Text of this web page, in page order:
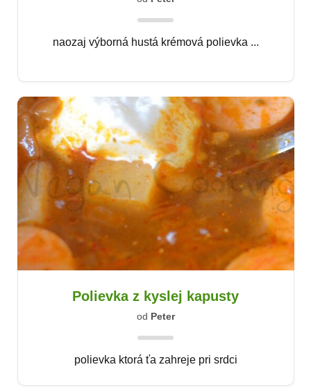
naozaj výborná hustá krémová polievka ...
Polievka z kyslej kapusty
od Peter
polievka ktorá ťa zahreje pri srdci